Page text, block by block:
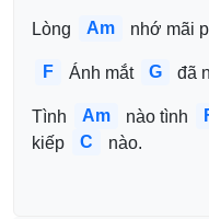
Lòng Am nhớ mãi
F Ánh mắt G đã
Tình Am nào tình
kiếp
C nào.